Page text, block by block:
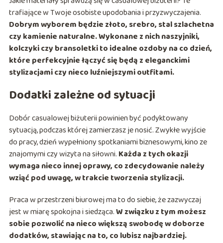
trafiające w Twoje osobiste upodobania i przyzwyczajenia.
Dobrym wyborem będzie złoto, srebro, stal szlachetna
czy kamienie naturalne. Wykonane z nich naszyjniki,
kolczyki czy bransoletki to idealne ozdoby na co dzień,
które perfekcyjnie łączyć się będą z eleganckimi
stylizacjami czy nieco luźniejszymi outfitami.
Dodatki zależne od sytuacji
Dobór casualowej biżuterii powinien być podyktowany
sytuacją, podczas której zamierzasz je nosić. Zwykłe wyjście
do pracy, dzień wypełniony spotkaniami biznesowymi, kino ze
znajomymi czy wizyta na siłowni. Każda z tych okazji
wymaga nieco innej oprawy, co zdecydowanie należy
wziąć pod uwagę, w trakcie tworzenia stylizacji.
Praca w przestrzeni biurowej ma to do siebie, że zazwyczaj
jest w miarę spokojna i siedząca.W związku z tym możesz
sobie pozwolić na nieco większą swobodę w doborze
dodatków, stawiając na to, co lubisz najbardziej.